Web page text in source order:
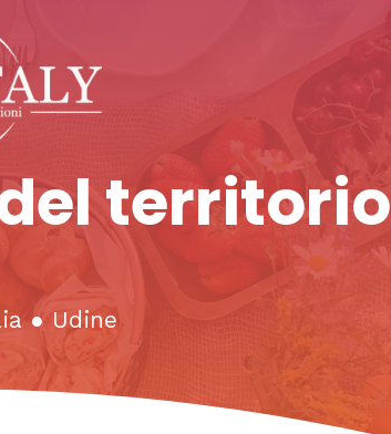
territorio
● Udine